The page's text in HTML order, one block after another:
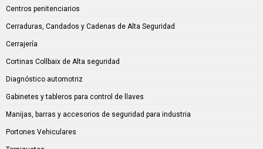
Centros penitenciarios
Cerraduras, Candados y Cadenas de Alta Seguridad
Cerrajería
Cortinas Collbaix de Alta seguridad
Diagnóstico automotriz
Gabinetes y tableros para control de llaves
Manijas, barras y accesorios de seguridad para industria
Portones Vehiculares